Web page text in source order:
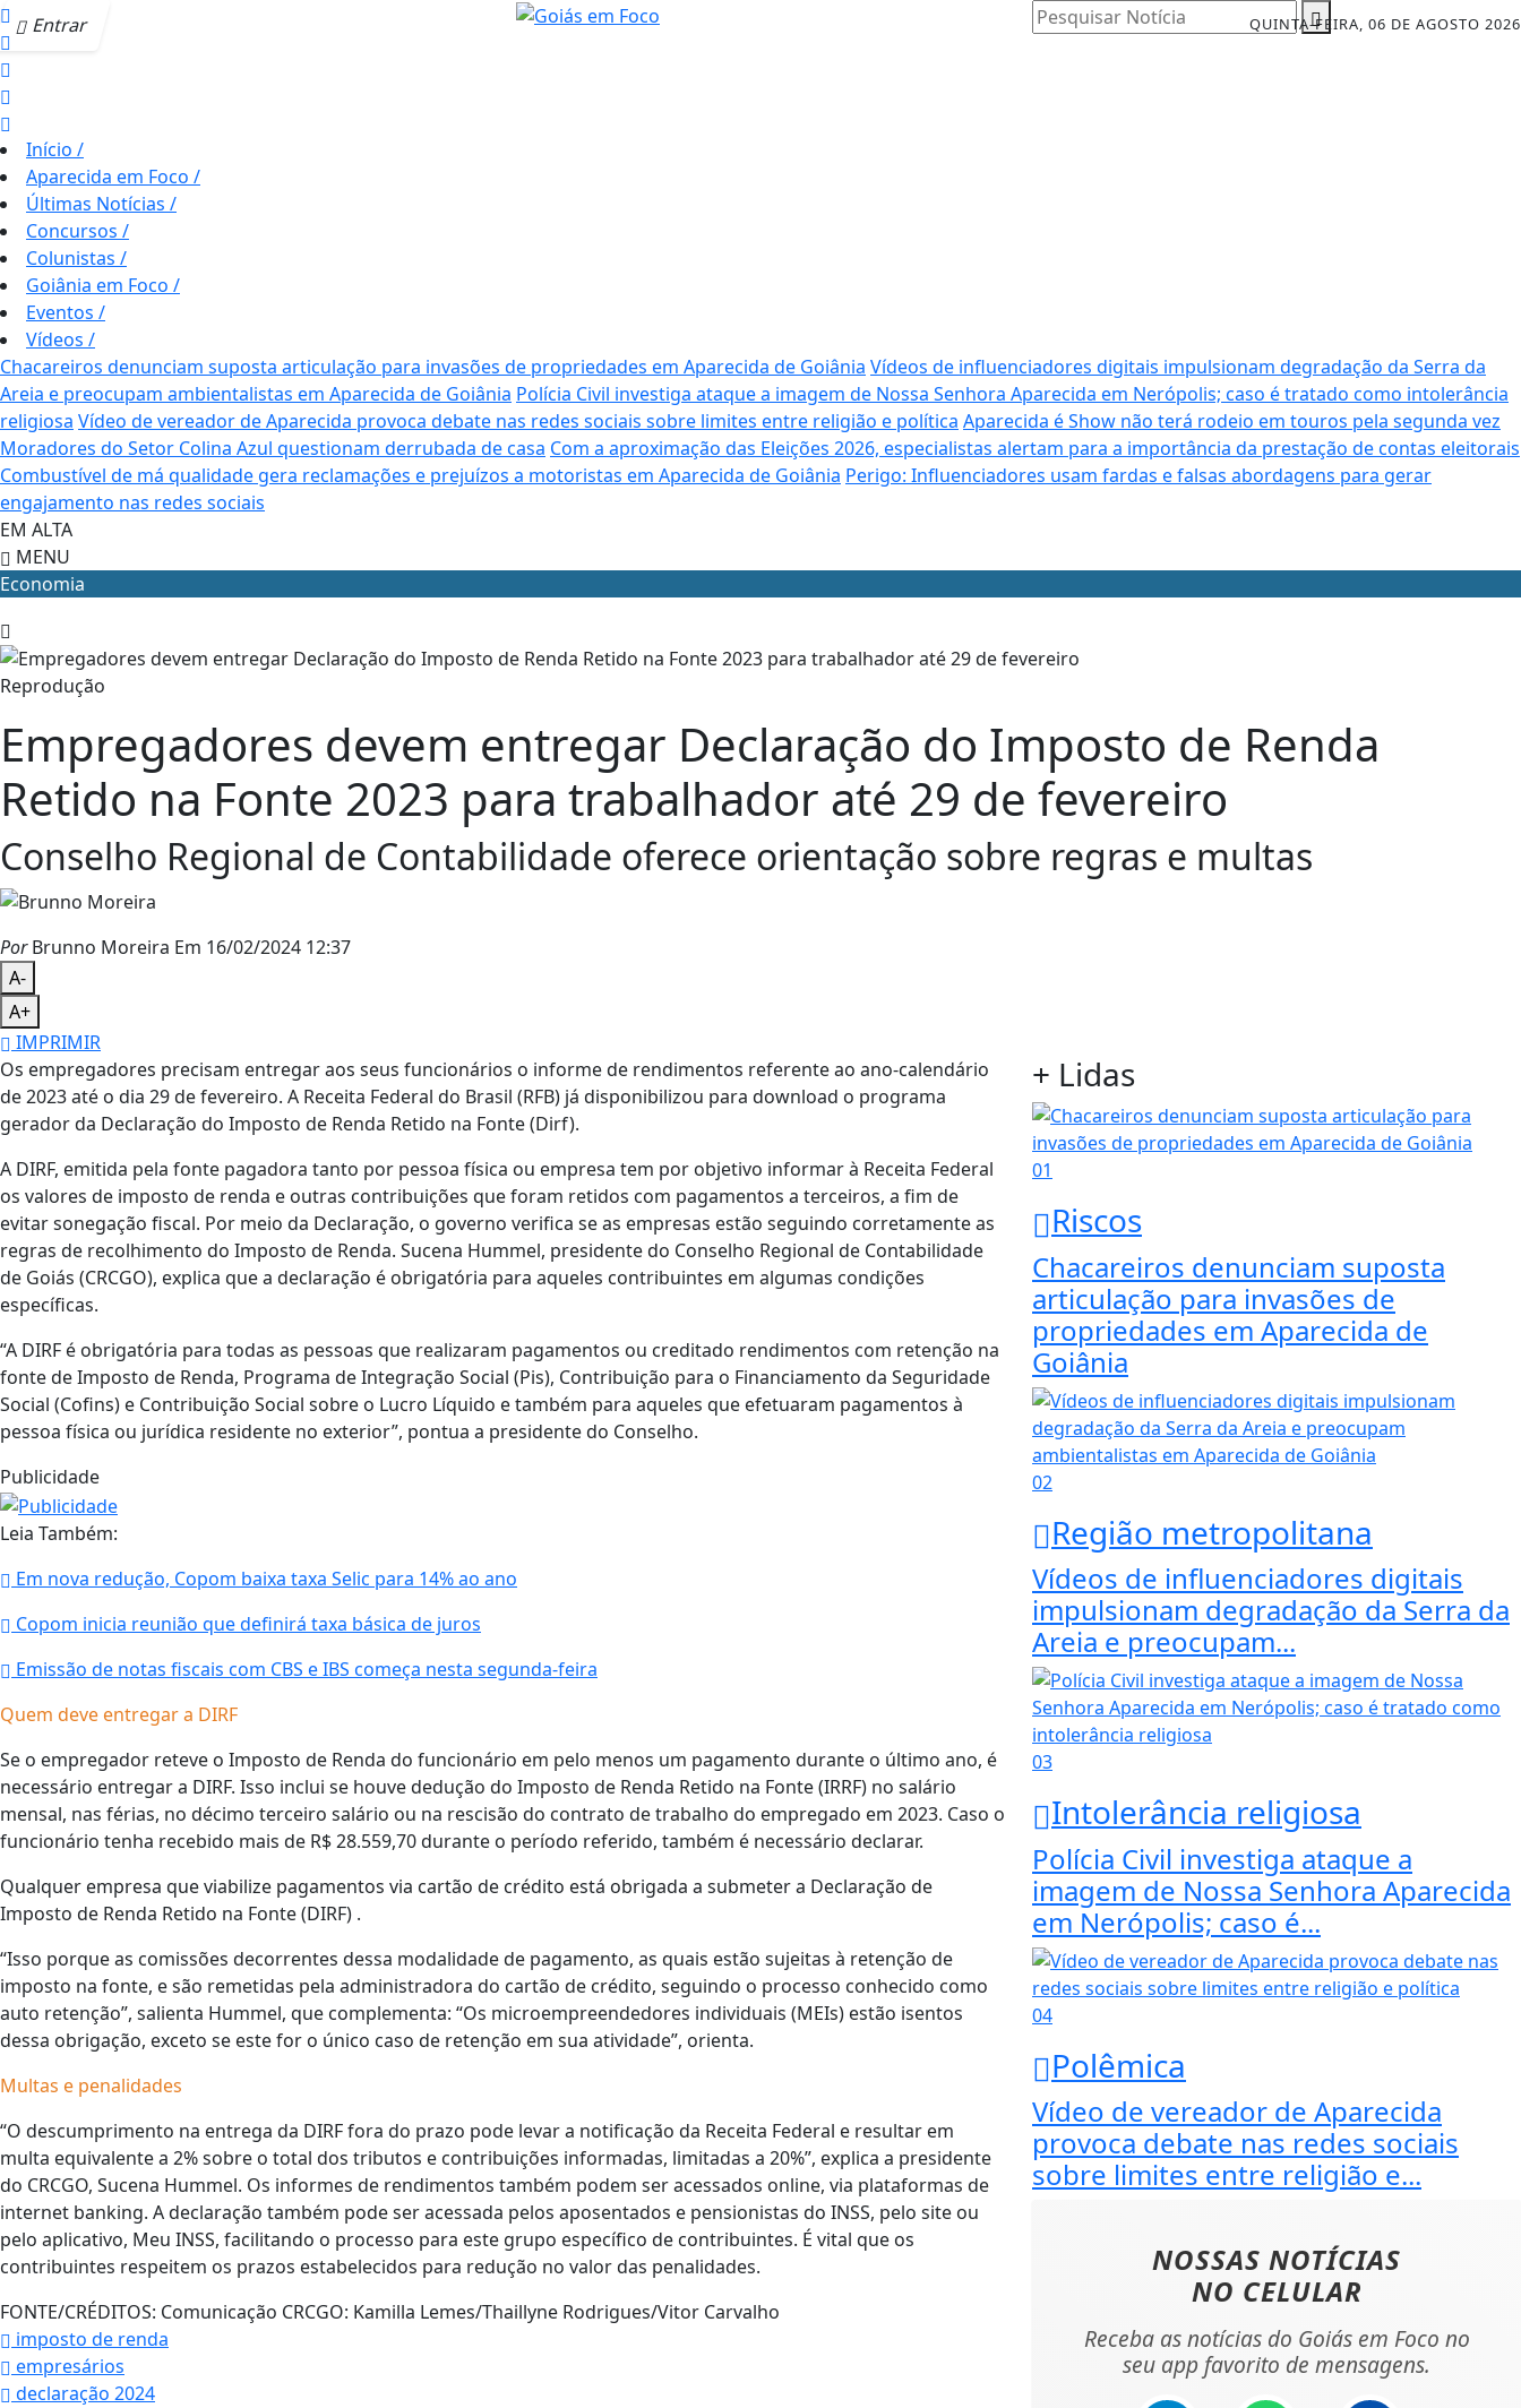
Entrar QUINTA-FEIRA, 06 DE AGOSTO 2026
Pesquisar Notícia
Início /
Aparecida em Foco /
Últimas Notícias /
Concursos /
Colunistas /
Goiânia em Foco /
Eventos /
Vídeos /
Chacareiros denunciam suposta articulação para invasões de propriedades em Aparecida de Goiânia Vídeos de influenciadores digitais impulsionam degradação da Serra da
Areia e preocupam ambientalistas em Aparecida de Goiânia Polícia Civil investiga ataque a imagem de Nossa Senhora Aparecida em Nerópolis; caso é tratado como intolerância
religiosa Vídeo de vereador de Aparecida provoca debate nas redes sociais sobre limites entre religião e política Aparecida é Show não terá rodeio em touros pela segunda vez
Moradores do Setor Colina Azul questionam derrubada de casa Com a aproximação das Eleições 2026, especialistas alertam para a importância da prestação de contas eleitorais
Combustível de má qualidade gera reclamações e prejuízos a motoristas em Aparecida de Goiânia Perigo: Influenciadores usam fardas e falsas abordagens para gerar
engajamento nas redes sociais
EM ALTA
MENU
Economia
Reprodução
Empregadores devem entregar Declaração do Imposto de Renda
Retido na Fonte 2023 para trabalhador até 29 de fevereiro
Conselho Regional de Contabilidade oferece orientação sobre regras e multas
PorBrunno Moreira Em 16/02/2024 12:37
A-
A+
IMPRIMIR
Os empregadores precisam entregar aos seus funcionários o informe de rendimentos referente ao ano-calendário
de 2023 até o dia 29 de fevereiro. A Receita Federal do Brasil (RFB) já disponibilizou para download o programa
gerador da Declaração do Imposto de Renda Retido na Fonte (Dirf).
A DIRF, emitida pela fonte pagadora tanto por pessoa física ou empresa tem por objetivo informar à Receita Federal
os valores de imposto de renda e outras contribuições que foram retidos com pagamentos a terceiros, a fim de
evitar sonegação fiscal. Por meio da Declaração, o governo verifica se as empresas estão seguindo corretamente as
regras de recolhimento do Imposto de Renda. Sucena Hummel, presidente do Conselho Regional de Contabilidade
de Goiás (CRCGO), explica que a declaração é obrigatória para aqueles contribuintes em algumas condições
específicas.
“A DIRF é obrigatória para todas as pessoas que realizaram pagamentos ou creditado rendimentos com retenção na
fonte de Imposto de Renda, Programa de Integração Social (Pis), Contribuição para o Financiamento da Seguridade
Social (Cofins) e Contribuição Social sobre o Lucro Líquido e também para aqueles que efetuaram pagamentos à
pessoa física ou jurídica residente no exterior”, pontua a presidente do Conselho.
Publicidade
Leia Também:
Em nova redução, Copom baixa taxa Selic para 14% ao ano
Copom inicia reunião que definirá taxa básica de juros
Emissão de notas fiscais com CBS e IBS começa nesta segunda-feira
Quem deve entregar a DIRF
Se o empregador reteve o Imposto de Renda do funcionário em pelo menos um pagamento durante o último ano, é
necessário entregar a DIRF. Isso inclui se houve dedução do Imposto de Renda Retido na Fonte (IRRF) no salário
mensal, nas férias, no décimo terceiro salário ou na rescisão do contrato de trabalho do empregado em 2023. Caso o
funcionário tenha recebido mais de R$ 28.559,70 durante o período referido, também é necessário declarar.
Qualquer empresa que viabilize pagamentos via cartão de crédito está obrigada a submeter a Declaração de
Imposto de Renda Retido na Fonte (DIRF) .
“Isso porque as comissões decorrentes dessa modalidade de pagamento, as quais estão sujeitas à retenção de
imposto na fonte, e são remetidas pela administradora do cartão de crédito, seguindo o processo conhecido como
auto retenção”, salienta Hummel, que complementa: “Os microempreendedores individuais (MEIs) estão isentos
dessa obrigação, exceto se este for o único caso de retenção em sua atividade”, orienta.
Multas e penalidades
“O descumprimento na entrega da DIRF fora do prazo pode levar a notificação da Receita Federal e resultar em
multa equivalente a 2% sobre o total dos tributos e contribuições informadas, limitadas a 20%”, explica a presidente
do CRCGO, Sucena Hummel. Os informes de rendimentos também podem ser acessados online, via plataformas de
internet banking. A declaração também pode ser acessada pelos aposentados e pensionistas do INSS, pelo site ou
pelo aplicativo, Meu INSS, facilitando o processo para este grupo específico de contribuintes. É vital que os
contribuintes respeitem os prazos estabelecidos para redução no valor das penalidades.
FONTE/CRÉDITOS: Comunicação CRCGO: Kamilla Lemes/Thaillyne Rodrigues/Vitor Carvalho
imposto de renda
empresários
declaração 2024
+ Lidas
01
Riscos
Chacareiros denunciam suposta
articulação para invasões de
propriedades em Aparecida de
Goiânia
02
Região metropolitana
Vídeos de influenciadores digitais
impulsionam degradação da Serra da
Areia e preocupam...
03
Intolerância religiosa
Polícia Civil investiga ataque a
imagem de Nossa Senhora Aparecida
em Nerópolis; caso é...
04
Polêmica
Vídeo de vereador de Aparecida
provoca debate nas redes sociais
sobre limites entre religião e...
NOSSAS NOTÍCIAS
NO CELULAR
Receba as notícias do Goiás em Foco no
seu app favorito de mensagens.